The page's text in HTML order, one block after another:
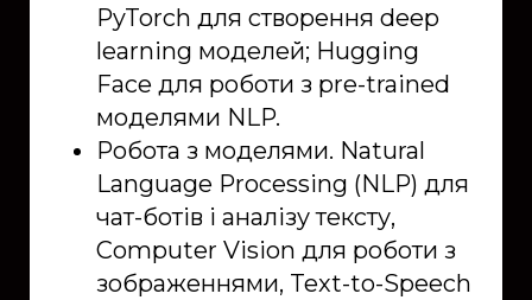
PyTorch для створення deep
learning моделей; Hugging
Face для роботи з pre-trained
моделями NLP.
Робота з моделями. Natural
Language Processing (NLP) для
чат-ботів і аналізу тексту,
Computer Vision для роботи з
зображеннями, Text-to-Speech